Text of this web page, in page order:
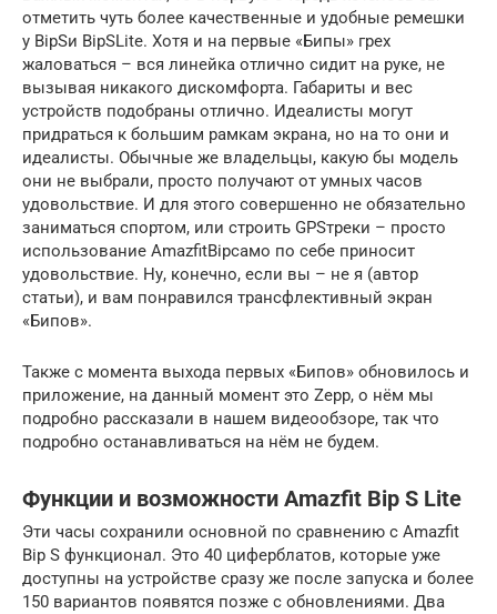
отметить чуть более качественные и удобные ремешки
у BipSи BipSLite. Хотя и на первые «Бипы» грех
жаловаться – вся линейка отлично сидит на руке, не
вызывая никакого дискомфорта. Габариты и вес
устройств подобраны отлично. Идеалисты могут
придраться к большим рамкам экрана, но на то они и
идеалисты. Обычные же владельцы, какую бы модель
они не выбрали, просто получают от умных часов
удовольствие. И для этого совершенно не обязательно
заниматься спортом, или строить GPSтреки – просто
использование AmazfitBipсамо по себе приносит
удовольствие. Ну, конечно, если вы – не я (автор
статьи), и вам понравился трансфлективный экран
«Бипов».
Также с момента выхода первых «Бипов» обновилось и
приложение, на данный момент это Zepp, о нём мы
подробно рассказали в нашем видеообзоре, так что
подробно останавливаться на нём не будем.
Функции и возможности Amazfit Bip S Lite
Эти часы сохранили основной по сравнению с Amazfit
Bip S функционал. Это 40 циферблатов, которые уже
доступны на устройстве сразу же после запуска и более
150 вариантов появятся позже с обновлениями. Два